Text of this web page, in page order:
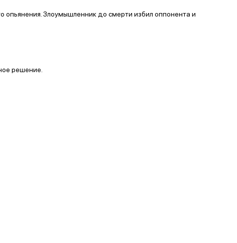
опьянения. Злоумышленник до смерти избил оппонента и
решение.